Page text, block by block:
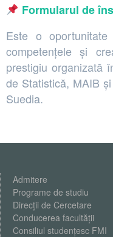
Formularul de
Este o
competențele și
prestigiu organizată
de Statistică, MAIB
Suedia.
Admitere
Programe de studiu
Direcții de Cercetare
Conducerea facultății
Consiliul studențesc FMI